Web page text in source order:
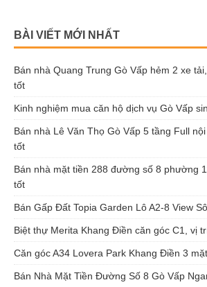
BÀI VIẾT MỚI NHẤT
Bán nhà Quang Trung Gò Vấp hẻm 2 xe
tốt
Kinh nghiệm mua căn hộ dịch vụ Gò Vấp
Bán nhà Lê Văn Thọ Gò Vấp 5 tầng Full
tốt
Bán nhà mặt tiền 288 đường số 8 phường
tốt
Bán Gấp Đất Topia Garden Lô A2-8 View
Biệt thự Merita Khang Điền căn góc C1, vị
Căn góc A34 Lovera Park Khang Điền 3
Bán Nhà Mặt Tiền Đường Số 8 Gò Vấp